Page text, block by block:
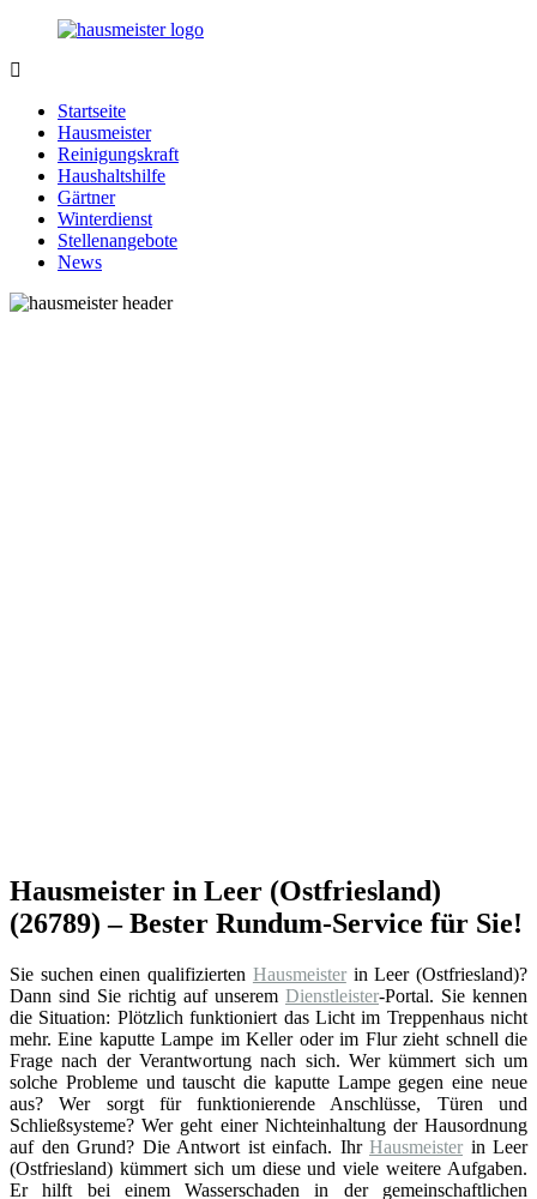
Zurück
Inhalt
Hausmeister.de
rund
Ihren
Haushalt
Startseite
Hausmeister
Reinigungskraft
Haushaltshilfe
Gärtner
Winterdienst
Stellenangebote
News
Hausmeister in Leer (Ostfriesland)
(26789) – Bester Rundum-Service für Sie!
Sie suchen einen qualifizierten Hausmeisterin Leer (Ostfriesland)?
Dann sind Sie richtig auf unserem Dienstleister-Portal. Sie kennen
die Situation: Plötzlich funktioniert das Licht im Treppenhaus nicht
mehr. Eine kaputte Lampe im Keller oder im Flur zieht schnell die
Frage nach der Verantwortung nach sich. Wer kümmert sich um
solche Probleme und tauscht die kaputte Lampe gegen eine neue
aus? Wer sorgt für funktionierende Anschlüsse, Türen und
Schließsysteme? Wer geht einer Nichteinhaltung der Hausordnung
auf den Grund? Die Antwort ist einfach. Ihr Hausmeister in Leer
(Ostfriesland) kümmert sich um diese und viele weitere Aufgaben.
Er hilft bei einem Wasserschaden in der gemeinschaftlichen